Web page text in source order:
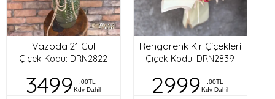
Vazoda 21 Gül
Çiçek Kodu: DRN2822
3499
,00TL
Kdv Dahil
Rengarenk Kır Çiçekleri
Çiçek Kodu: DRN2839
2999
,00TL
Kdv Dahil